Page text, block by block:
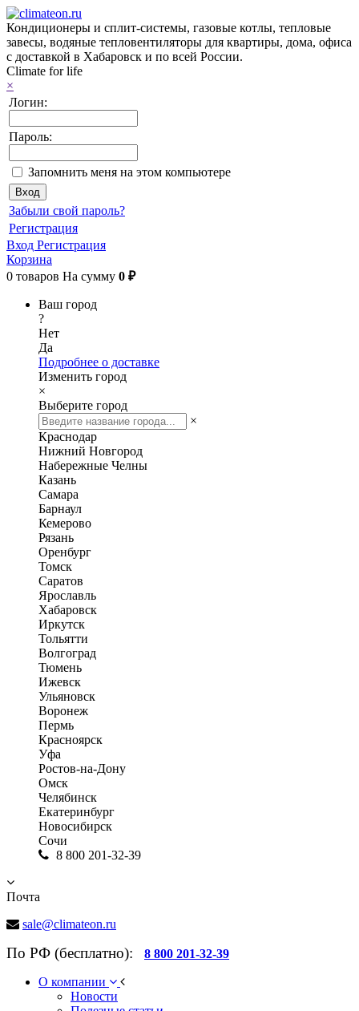
Кондиционеры и сплит-системы, газовые котлы, тепловые
завесы, водяные тепловентиляторы для квартиры, дома, офиса
с доставкой в Хабаровск и по всей России.
Climate for life
×
Логин:
Пароль:
Запомнить меня на этом компьютере
Забыли свой пароль?
Регистрация
Вход Регистрация
Корзина
0 товаров На сумму 0 ₽
Ваш город
?
Нет
Да
Подробнее о доставке
Изменить город
×
Выберите город
×
Краснодар
Нижний Новгород
Набережные Челны
Казань
Самара
Барнаул
Кемерово
Рязань
Оренбург
Томск
Саратов
Ярославль
Хабаровск
Иркутск
Тольятти
Волгоград
Тюмень
Ижевск
Ульяновск
Воронеж
Пермь
Красноярск
Уфа
Ростов-на-Дону
Омск
Челябинск
Екатеринбург
Новосибирск
Сочи
8 800 201-32-39
Почта
sale@climateon.ru
По РФ (бесплатно): 8 800 201-32-39
О компании
Новости